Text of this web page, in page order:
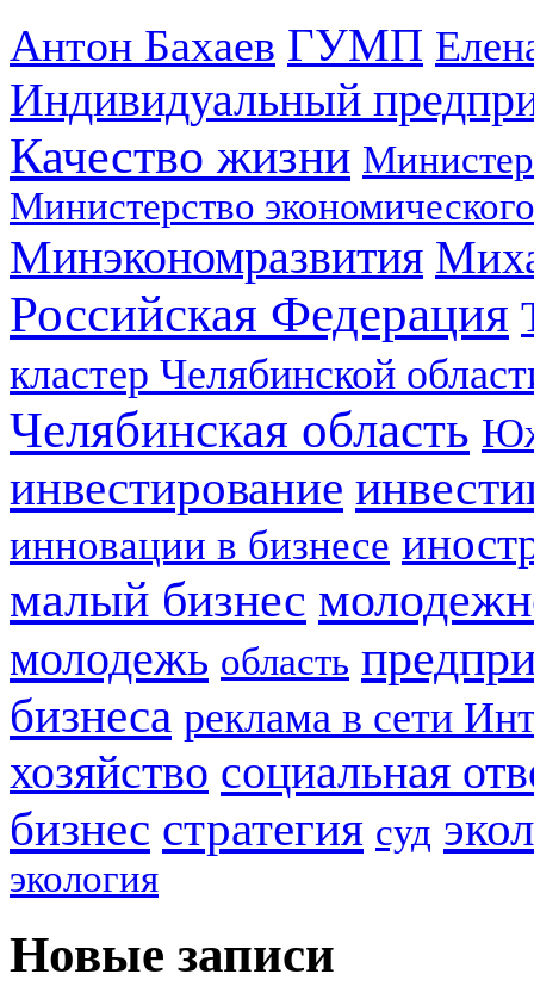
Антон Бахаев ГУМП
Индивидуальный
Качество жизни
Министерство
Минэкономразвития
Российская Федерация
кластер Челябинской
Челябинская область
инвестирование
инновации в бизнесе
малый бизнес
молодежь область
бизнеса реклама в сети
хозяйство социальная
бизнес стратегия суд
экология
Новые записи